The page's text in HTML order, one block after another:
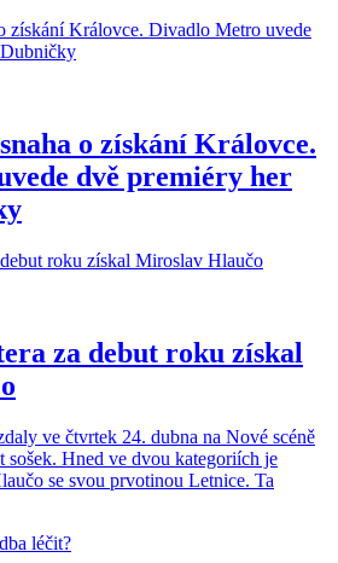
o získání Královce.
dvě premiéry her
za debut roku získal
ve čtvrtek 24. dubna na Nové scéně
sošek. Hned ve dvou kategoriích je
se svou prvotinou Letnice. Ta